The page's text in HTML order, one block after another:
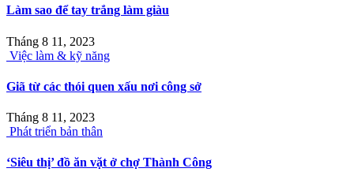
Làm sao để tay trắng làm giàu
Tháng 8 11, 2023
Việc làm & kỹ năng
Giã từ các thói quen xấu nơi công sở
Tháng 8 11, 2023
Phát triển bản thân
‘Siêu thị’ đồ ăn vặt ở chợ Thành Công